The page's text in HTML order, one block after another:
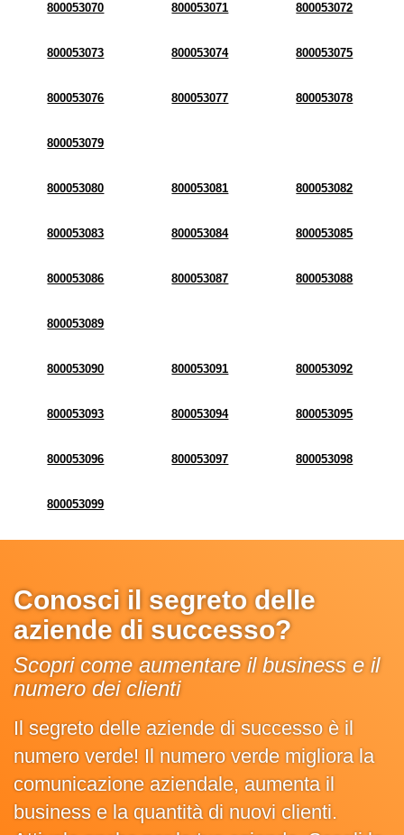
800053070 800053071 800053072
800053073 800053074 800053075
800053076 800053077 800053078
800053079
800053080 800053081 800053082
800053083 800053084 800053085
800053086 800053087 800053088
800053089
800053090 800053091 800053092
800053093 800053094 800053095
800053096 800053097 800053098
800053099
Conosci il segreto delle
aziende di successo?
Scopri come aumentare il business e il
numero dei clienti
Il segreto delle aziende di successo è il
numero verde! Il numero verde migliora la
comunicazione aziendale, aumenta il
business e la quantità di nuovi clienti.